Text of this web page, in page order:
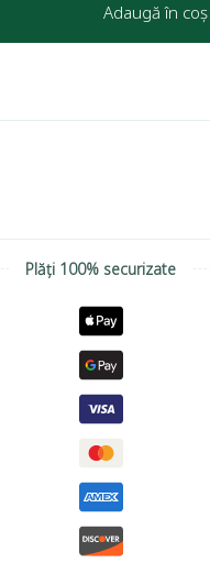
Adaugă în coș
Plăți 100% securizate